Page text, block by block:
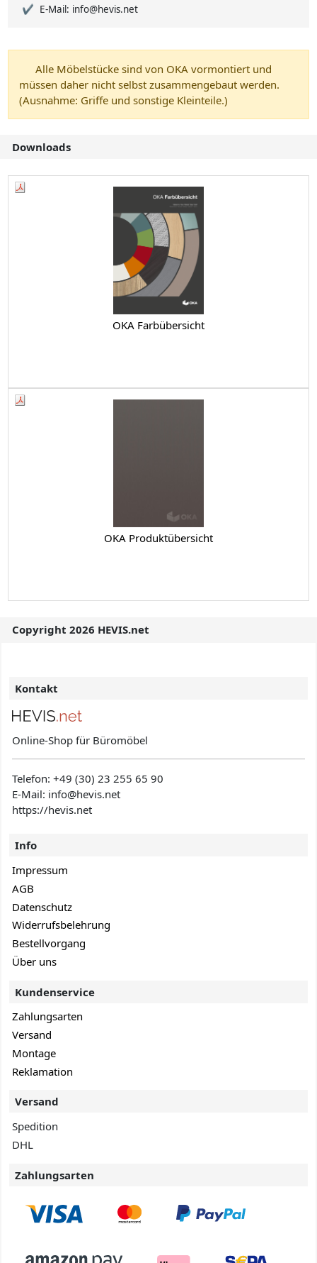
E-Mail: info@hevis.net
Alle Möbelstücke sind von OKA vormontiert und
müssen daher nicht selbst zusammengebaut werden.
(Ausnahme: Griffe und sonstige Kleinteile.)
Downloads
OKA Farbübersicht
OKA Produktübersicht
Copyright 2026 HEVIS.net
Kontakt
Online-Shop für Büromöbel
Telefon:+49 (30) 23 255 65 90
E-Mail: info@hevis.net
https://hevis.net
Info
Impressum
AGB
Datenschutz
Widerrufsbelehrung
Bestellvorgang
Über uns
Kundenservice
Zahlungsarten
Versand
Montage
Reklamation
Versand
Spedition
DHL
Zahlungsarten